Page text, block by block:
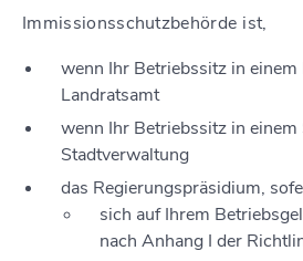
Immissionsschutzbehörde ist,
wenn Ihr Betriebssitz in einem
Landratsamt
wenn Ihr Betriebssitz in
Stadtverwaltung
das Regierungspräsidium,
sich auf Ihrem
nach Anhang I der